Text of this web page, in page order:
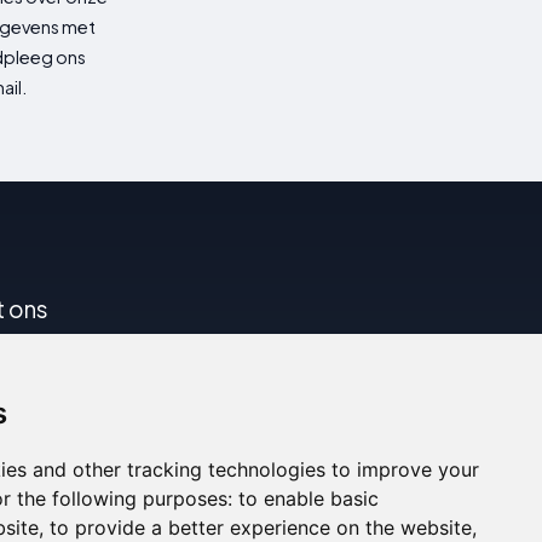
and other tracking technologies to improve your
the following purposes: to enable basic
, to provide a better experience on the website,
met
ons
ons